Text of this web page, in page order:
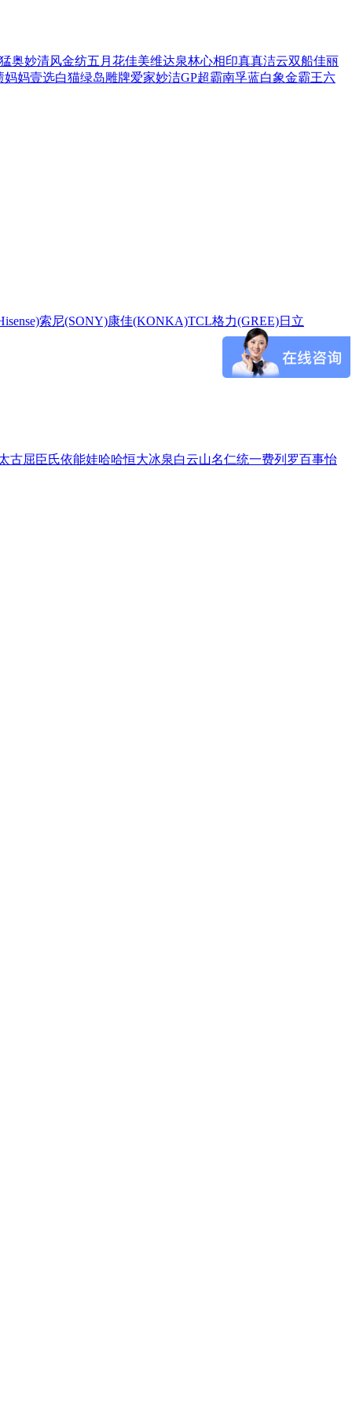
奥妙清风金纺五月花佳美维达泉林心相印真真洁云双船佳丽
妈妈壹选白猫绿岛雕牌爱家妙洁GP超霸南孚蓝白象金霸王六
索尼(SONY)康佳(KONKA)TCL格力(GREE)日立
古屈臣氏依能娃哈哈恒大冰泉白云山名仁统一费列罗百事怡